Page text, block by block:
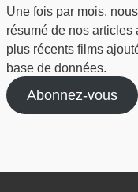
Une fois par mois,
résumé de nos articles
plus récents films
base de données.
Abonnez-vous